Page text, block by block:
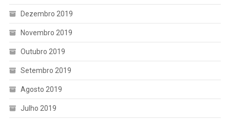
Dezembro 2019
Novembro 2019
Outubro 2019
Setembro 2019
Agosto 2019
Julho 2019